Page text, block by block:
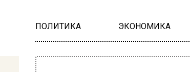
ПОЛИТИКА ЭКОНОМИКА